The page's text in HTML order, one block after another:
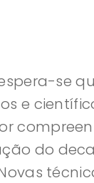
se
e
do